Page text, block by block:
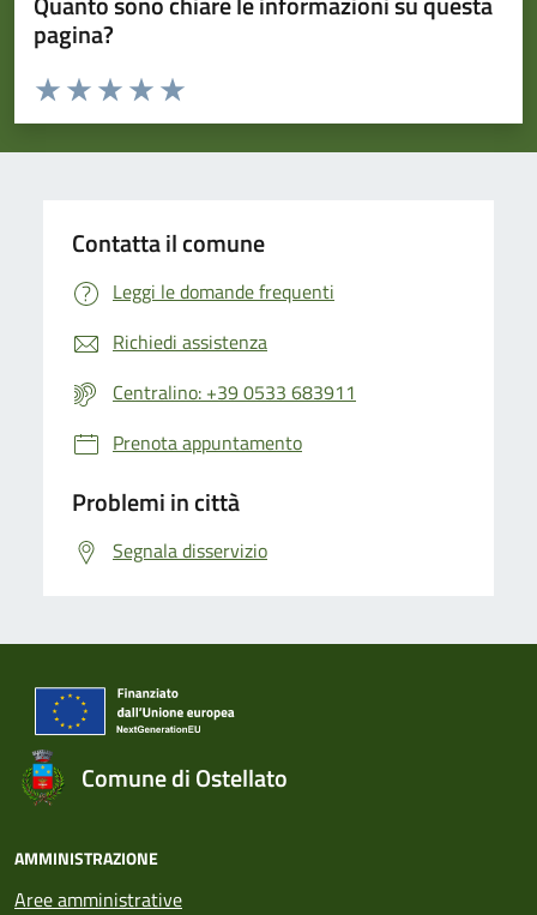
pagina?
Valuta da 1 a 5 stelle la pagina
Valuta 5 stelle su 5
Valuta 4 stelle su 5
Valuta 3 stelle su 5
Valuta 2 stelle su 5
Valuta 1 stelle su 5
Contatta il comune
Leggi le domande frequenti
Richiedi assistenza
Centralino: +39 0533 683911
Prenota appuntamento
Problemi in città
Segnala disservizio
Comune di Ostellato
AMMINISTRAZIONE
Aree amministrative